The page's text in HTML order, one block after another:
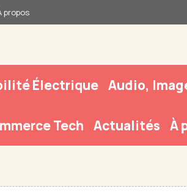
propos
Électrique Audio,
Tech Actualités À